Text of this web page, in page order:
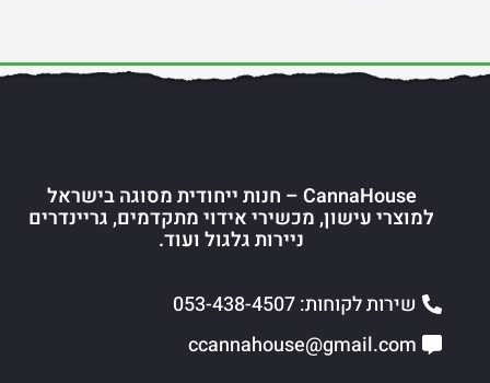
CannaHouse – חנות ייחודית מסוגה בישראל
למוצרי עישון, מכשירי אידוי מתקדמים, גריינדרים
ניירות גלגול ועוד.
שירות לקוחות: 053-438-4507
ccannahouse@gmail.com